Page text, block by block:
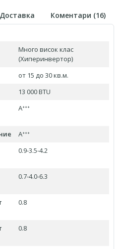
Доставка Коментари (16)
Много висок клас
(Хиперинвертор)
от 15 до 30 кв.м.
13 000 BTU
Aᐩᐩᐩ
Aᐩᐩᐩ
0.9-3.5-4.2
0.7-4.0-6.3
0.8
0.8